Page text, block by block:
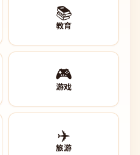
📚
教育
🎮
游戏
✈️
旅游